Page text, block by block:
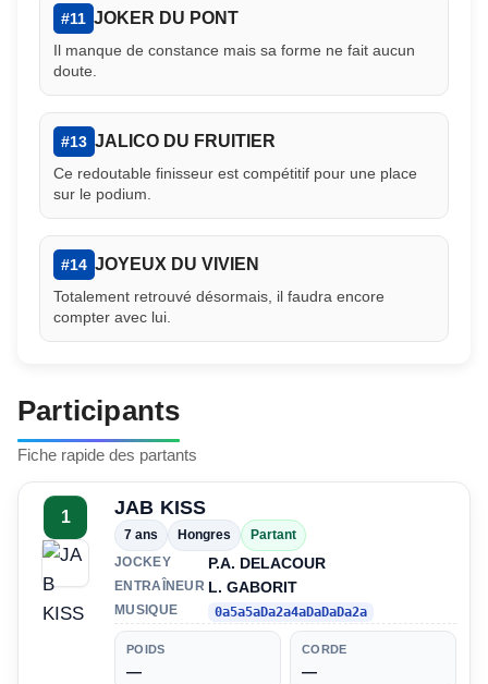
#11 JOKER DU PONT
Il manque de constance mais sa forme ne fait aucun
doute.
#13 JALICO DU FRUITIER
Ce redoutable finisseur est compétitif pour une place
sur le podium.
#14 JOYEUX DU VIVIEN
Totalement retrouvé désormais, il faudra encore
compter avec lui.
Participants
Fiche rapide des partants
1 JAB KISS
7 ans Hongres
Partant
JOCKEY
P.A. DELACOUR
ENTRAÎNEUR L. GABORIT
MUSIQUE 0a5a5aDa2a4aDaDaDa2a
POIDS
—
CORDE
—